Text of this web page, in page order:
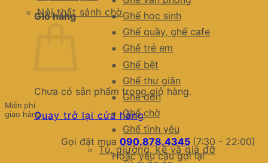
Ghế học sinh
Ghế quầy, ghế cafe
Ghế trẻ em
Ghế bệt
Ghế thư giãn
Ghế đôn
Ghế chờ
Ghế tình yêu
Tủ, giường, kệ và giá đỡ
Nội thất sảnh chờ
Giỏ hàng
Chưa có sản phẩm trong giỏ hàng.
Quay trở lại cửa hàng
Gọi đặt mua 090.878.4345 (7:30 - 22:00)
Hoặc yêu cầu gọi lại
Miễn phí
giao hàng